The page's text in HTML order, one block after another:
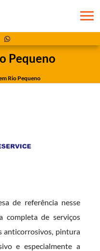
Pequeno
Rio Pequeno
de referência nesse
completa de serviços
anticorrosivos, pintura
e especialmente a